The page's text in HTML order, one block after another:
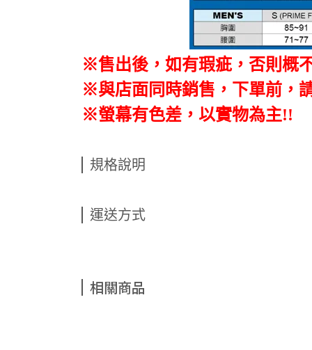
※售出後，如有瑕疵，否則概
※與店面同時銷售 ， 下單前 ，
※螢幕有色差，以實物為主!!
規格說明
運送方式
相關商品